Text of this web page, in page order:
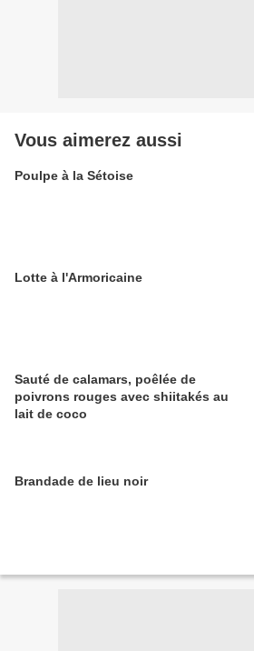
Vous aimerez aussi
Poulpe à la Sétoise
Lotte à l'Armoricaine
Sauté de calamars, poêlée de
poivrons rouges avec shiitakés au
lait de coco
Brandade de lieu noir